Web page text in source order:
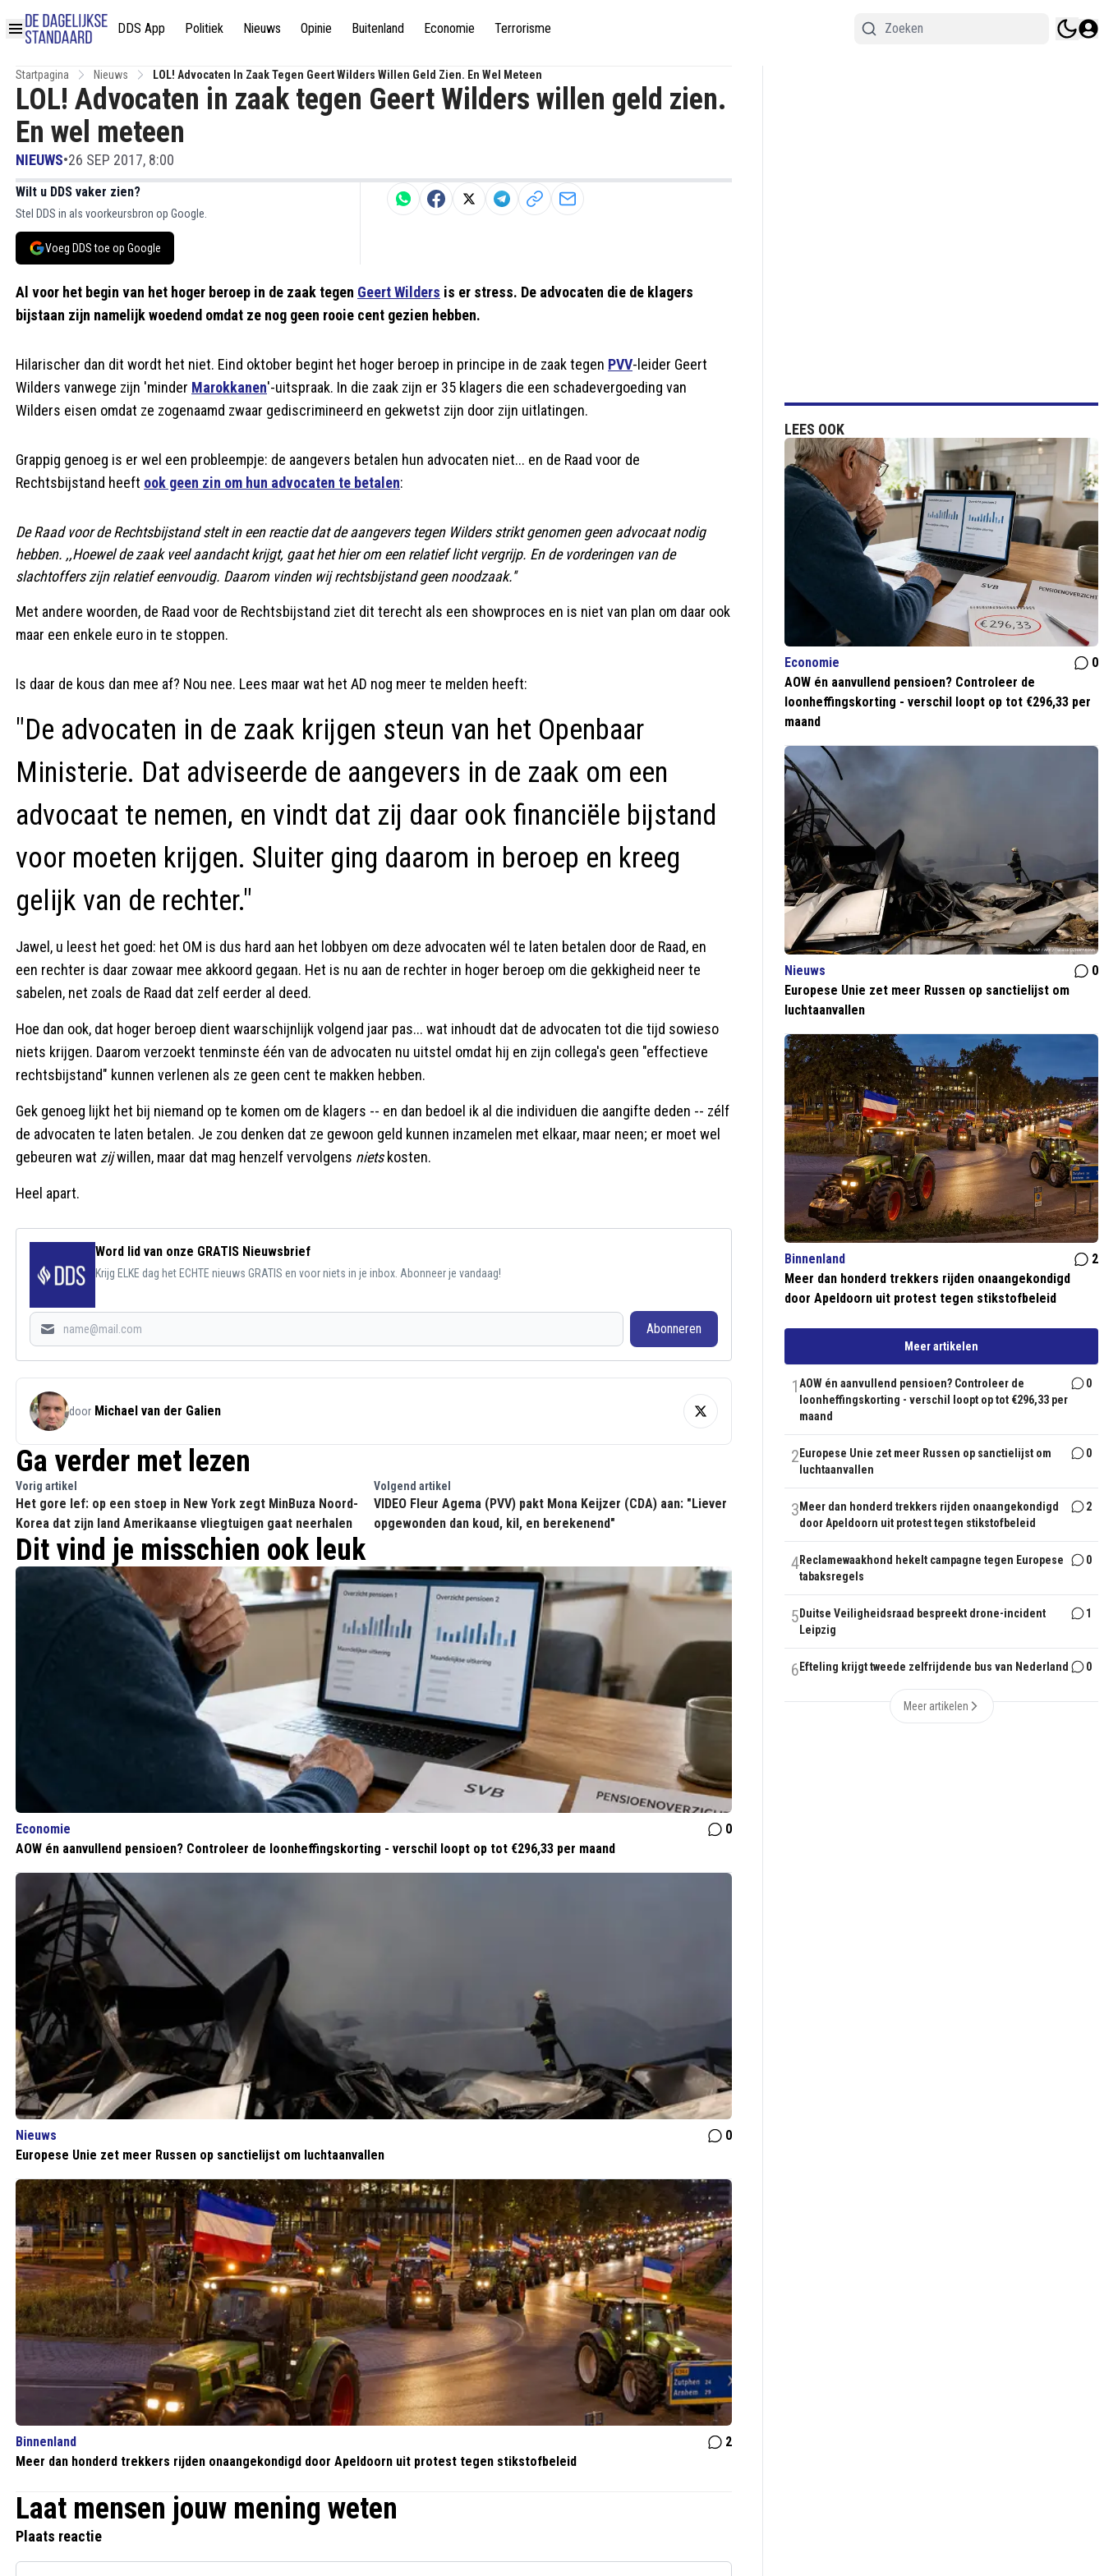
DDS App Politiek Nieuws Opinie Buitenland Economie Terrorisme
Startpagina Nieuws LOL! Advocaten In Zaak Tegen Geert Wilders Willen Geld Zien. En Wel Meteen
LOL! Advocaten in zaak tegen Geert Wilders willen geld zien.
En wel meteen
NIEUWS•26 SEP 2017, 8:00
Wilt u DDS vaker zien?
Stel DDS in als voorkeursbron op Google.
Voeg DDS toe op Google
Al voor het begin van het hoger beroep in de zaak tegen Geert Wilders is er stress. De advocaten die de klagers
bijstaan zijn namelijk woedend omdat ze nog geen rooie cent gezien hebben.
Hilarischer dan dit wordt het niet. Eind oktober begint het hoger beroep in principe in de zaak tegen PVV-leider Geert
Wilders vanwege zijn 'minder Marokkanen'-uitspraak. In die zaak zijn er 35 klagers die een schadevergoeding van
Wilders eisen omdat ze zogenaamd zwaar gediscrimineerd en gekwetst zijn door zijn uitlatingen.
Grappig genoeg is er wel een probleempje: de aangevers betalen hun advocaten niet... en de Raad voor de
Rechtsbijstand heeft ook geen zin om hun advocaten te betalen:
De Raad voor de Rechtsbijstand stelt in een reactie dat de aangevers tegen Wilders strikt genomen geen advocaat nodig
hebben. ,,Hoewel de zaak veel aandacht krijgt, gaat het hier om een relatief licht vergrijp. En de vorderingen van de
slachtoffers zijn relatief eenvoudig. Daarom vinden wij rechtsbijstand geen noodzaak.''
Met andere woorden, de Raad voor de Rechtsbijstand ziet dit terecht als een showproces en is niet van plan om daar ook
maar een enkele euro in te stoppen.
Is daar de kous dan mee af? Nou nee. Lees maar wat het AD nog meer te melden heeft:
"De advocaten in de zaak krijgen steun van het Openbaar
Ministerie. Dat adviseerde de aangevers in de zaak om een
advocaat te nemen, en vindt dat zij daar ook financiële bijstand
voor moeten krijgen. Sluiter ging daarom in beroep en kreeg
gelijk van de rechter."
Jawel, u leest het goed: het OM is dus hard aan het lobbyen om deze advocaten wél te laten betalen door de Raad, en
een rechter is daar zowaar mee akkoord gegaan. Het is nu aan de rechter in hoger beroep om die gekkigheid neer te
sabelen, net zoals de Raad dat zelf eerder al deed.
Hoe dan ook, dat hoger beroep dient waarschijnlijk volgend jaar pas... wat inhoudt dat de advocaten tot die tijd sowieso
niets krijgen. Daarom verzoekt tenminste één van de advocaten nu uitstel omdat hij en zijn collega's geen "effectieve
rechtsbijstand" kunnen verlenen als ze geen cent te makken hebben.
Gek genoeg lijkt het bij niemand op te komen om de klagers -- en dan bedoel ik al die individuen die aangifte deden -- zélf
de advocaten te laten betalen. Je zou denken dat ze gewoon geld kunnen inzamelen met elkaar, maar neen; er moet wel
gebeuren wat zijwillen, maar dat mag henzelf vervolgens nietskosten.
Heel apart.
Word lid van onze GRATIS Nieuwsbrief
Krijg ELKE dag het ECHTE nieuws GRATIS en voor niets in je inbox. Abonneer je vandaag!
Abonneren
door Michael van der Galien
Ga verder met lezen
Vorig artikel
Het gore lef: op een stoep in New York zegt MinBuza Noord-
Korea dat zijn land Amerikaanse vliegtuigen gaat neerhalen
Volgend artikel
VIDEO Fleur Agema (PVV) pakt Mona Keijzer (CDA) aan: "Liever
opgewonden dan koud, kil, en berekenend"
Dit vind je misschien ook leuk
Economie
0
AOW én aanvullend pensioen? Controleer de loonheffingskorting - verschil loopt op tot €296,33 per maand
Nieuws
0
Europese Unie zet meer Russen op sanctielijst om luchtaanvallen
Binnenland
2
Meer dan honderd trekkers rijden onaangekondigd door Apeldoorn uit protest tegen stikstofbeleid
Laat mensen jouw mening weten
Plaats reactie
LEES OOK
Economie
0
AOW én aanvullend pensioen? Controleer de
loonheffingskorting - verschil loopt op tot €296,33 per
maand
Nieuws
0
Europese Unie zet meer Russen op sanctielijst om
luchtaanvallen
Binnenland
2
Meer dan honderd trekkers rijden onaangekondigd
door Apeldoorn uit protest tegen stikstofbeleid
Meer artikelen
1AOW én aanvullend pensioen? Controleer de
loonheffingskorting - verschil loopt op tot €296,33 per
maand
0
2 Europese Unie zet meer Russen op sanctielijst om
luchtaanvallen
0
3 Meer dan honderd trekkers rijden onaangekondigd
door Apeldoorn uit protest tegen stikstofbeleid
2
4Reclamewaakhond hekelt campagne tegen Europese
tabaksregels
0
5 Duitse Veiligheidsraad bespreekt drone-incident
Leipzig
1
6 Efteling krijgt tweede zelfrijdende bus van Nederland 0
Meer artikelen